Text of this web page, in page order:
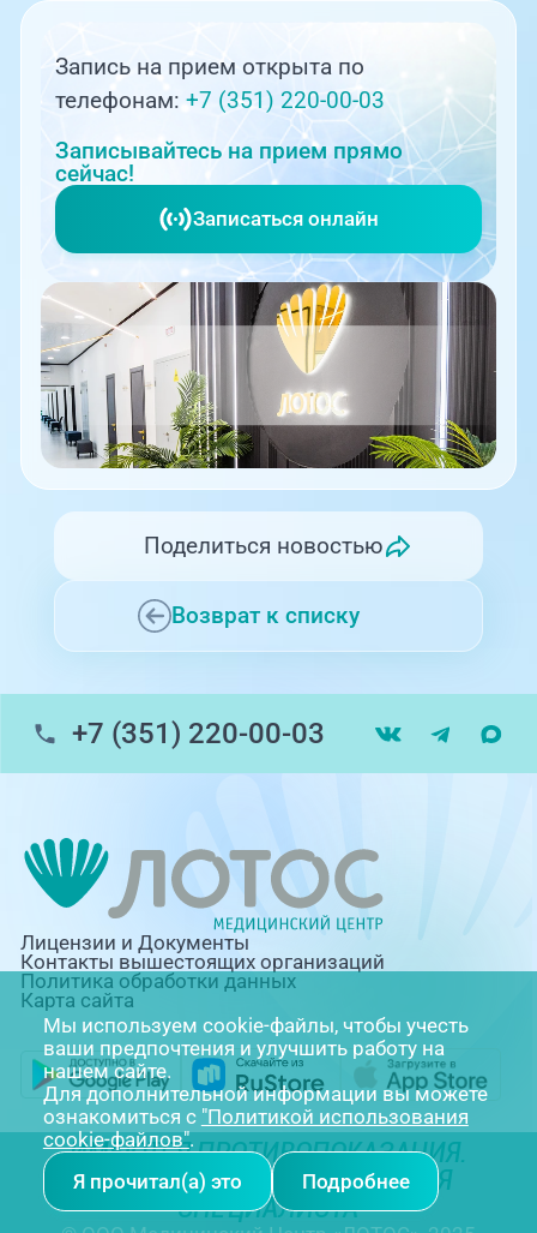
Запись на прием открыта по
телефонам:+7 (351) 220-00-03
Записывайтесь на прием прямо
сейчас!
Записаться онлайн
Возврат к списку
Поделиться новостью
+7 (351) 220-00-03
Лицензии и Документы
Контакты вышестоящих организаций
Политика обработки данных
Карта сайта
ИМЕЮТСЯ ПРОТИВОПОКАЗАНИЯ.
НЕОБХОДИМА КОНСУЛЬТАЦИЯ
СПЕЦИАЛИСТА
Мы используем cookie-файлы, чтобы учесть
ваши предпочтения и улучшить работу на
нашем сайте.
Для дополнительной информации вы можете
ознакомиться с "Политикой использования
cookie-файлов".
Я прочитал(а) это
Подробнее